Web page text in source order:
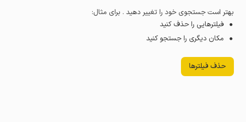
بهتر است جستجوی خود را تغییر دهید . برای مثال:
فیلترهایی را حذف کنید
مکان دیگری را جستجو کنید
حذف فیلترها